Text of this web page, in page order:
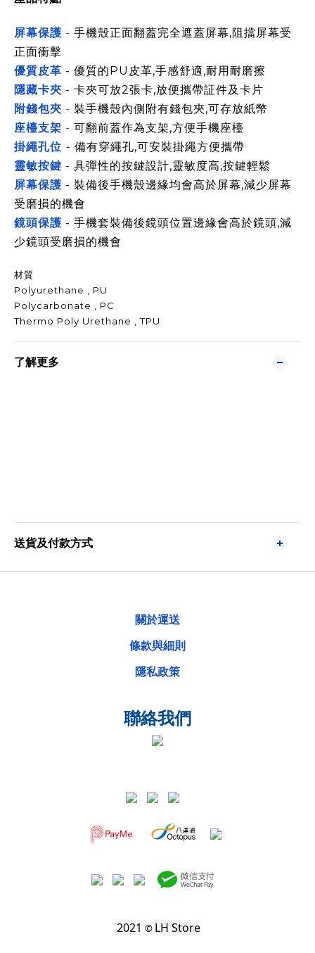
屏幕保護 - 手機殼正面翻蓋完全遮蓋屏幕,阻擋屏幕受
正面衝擊
優質皮革 - 優質的PU皮革,手感舒適,耐用耐磨擦
隱藏卡夾 - 卡夾可放2張卡,放便攜帶証件及卡片
附錢包夾 - 裝手機殼內側附有錢包夾,可存放紙幣
座檯支架 - 可翻前蓋作為支架,方便手機座檯
掛繩孔位 - 備有穿繩孔,可安裝掛繩方便攜帶
靈敏按鍵 - 具彈性的按鍵設計,靈敏度高,按鍵輕鬆
屏幕保護 - 裝備後手機殼邊緣均會高於屏幕,減少屏幕
受磨損的機會
鏡頭保護 - 手機套裝備後鏡頭位置邊緣會高於鏡頭,減
少鏡頭受磨損的機會
材質
Polyurethane , PU
Polycarbonate , PC
Thermo Poly Urethane , TPU
了解更多
送貨及付款方式
關於運送
條款與細則
隱私政策
聯絡我們
2021 © LH Store